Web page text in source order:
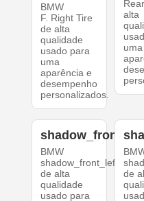
BMW
F. Right Tire
de alta
qualidade
usado para
uma
aparência e
desempenho
personalizados.
alta
uma
BMW
shadow_front_left
de alta
qualidade
usado para
de